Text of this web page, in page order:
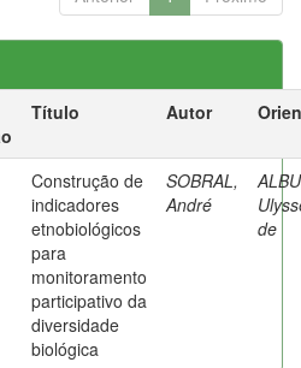
Título Autor
Construção de
indicadores
etnobiológicos
para
monitoramento
participativo da
diversidade
biológica
SOBRAL,
André
de